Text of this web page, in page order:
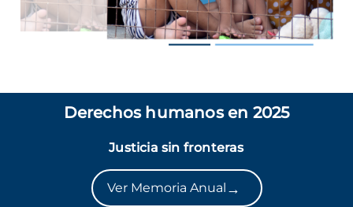
Derechos humanos en 2025
Justicia sin fronteras
Ver Memoria Anual →